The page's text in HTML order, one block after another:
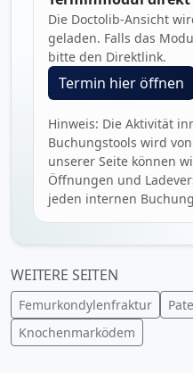
Die Doctolib-Ansicht
geladen. Falls das
bitte den Direktlink.
Termin hier öffnen
Hinweis: Die Aktivität
Buchungstools wird
unserer Seite können
Öffnungen und
jeden internen
WEITERE SEITEN
Femurkondylenfraktur
Knochenmarködem